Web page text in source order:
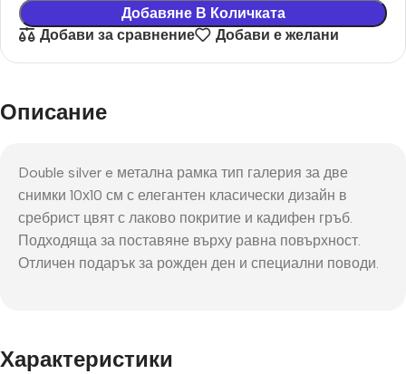
Добавяне В Количката
Добави за сравнение
Добави е желани
Описание
Double silver e метална рамка тип галерия за две
снимки 10х10 см с елегантен класически дизайн в
сребрист цвят с лаково покритие и кадифен гръб.
Подходяща за поставяне върху равна повърхност.
Отличен подарък за рожден ден и специални поводи.
Характеристики